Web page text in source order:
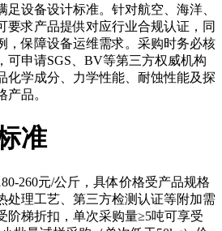
设备设计标准。针对航空、海洋、
要求产品提供对应行业合规认证，同
，保障设备运维需求。采购时务必核
可申请SGS、BV等第三方权威机构
化学成分、力学性能、耐蚀性能及探
品。
准
260元/公斤，具体价格受产品规格
处理工艺、第三方检测认证等附加需
阶梯折扣，单次采购量≥5吨可享受